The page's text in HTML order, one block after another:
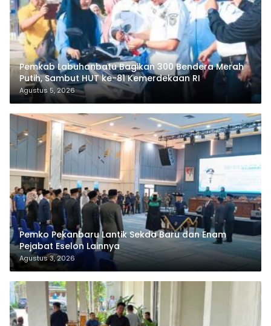
Pemkab Labuhanbatu Bagikan 300 Bendera Merah
Putih, Sambut HUT ke-81 Kemerdekaan RI
Agustus 5, 2026
Pemko Pekanbaru Lantik Sekda Baru dan Enam
Pejabat Eselon Lainnya
Agustus 3, 2026